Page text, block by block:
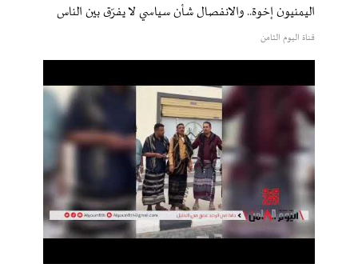
اليمنيون إخوة.. والانفصال شأن سياسي لا يفرّق بين الناس
قناة اليوم الثامن